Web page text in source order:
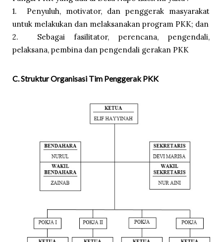
1. Penyuluh, motivator, dan penggerak masyarakat
untuk melakukan dan melaksanakan program PKK; dan
2. Sebagai fasilitator, perencana, pengendali,
pelaksana, pembina dan pengendali gerakan PKK
C. Struktur Organisasi Tim Penggerak PKK